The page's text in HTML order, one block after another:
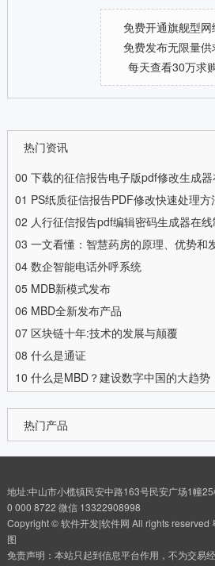
免费开通旗舰型
免费发布无限量供
每天查看30万求
热门资讯
00 下载的征信报告电子版pdf修改生成
01 PS纸质征信报告PDF修改快速处理方
02 人行征信报告pdf编辑密码生成器在
03 一文看懂：智慧药房的原理、优势和
04 数企智能电话外呼系统
05 MDB新模式发布
06 MBD全新发布产品
07 区块链十年:技术的发展与颠覆
08 什么是通证
10 什么是MBD？建设数字中国的大趋势
热门产品
地址:中山市小榄镇民安中路163号民安广场1幢
0 000 8722 微信 13322908998
Copyright © 软件开发|软件网 All rights reserved
图
免责声明：本站只起到信息平台作用，不为交易